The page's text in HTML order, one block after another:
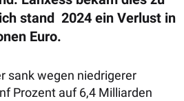
stand 2024 ein Verlust in
Euro.
sank wegen niedrigerer
Prozent auf 6,4 Milliarden